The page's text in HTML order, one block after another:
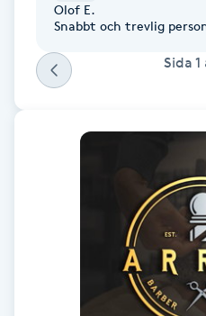
Olof E.
Snabbt och trevlig
Sida 1